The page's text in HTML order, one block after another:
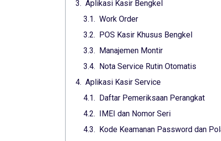
Aplikasi Kasir Bengkel
Work Order
POS Kasir Khusus Bengkel
Manajemen Montir
Nota Service Rutin Otomatis
Aplikasi Kasir Service
Daftar Pemeriksaan Perangkat
IMEI dan Nomor Seri
Kode Keamanan Password dan